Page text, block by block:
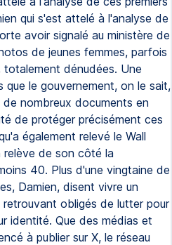
qui s'est attelé à l'analyse de
avoir signalé au ministère de
de jeunes femmes, parfois
totalement dénudées. Une
le gouvernement, on le sait,
nombreux documents en
de protéger précisément ces
également relevé le Wall
relève de son côté la
40. Plus d'une vingtaine de
Damien, disent vivre un
obligés de lutter pour
identité. Que des médias et
à publier sur X, le réseau